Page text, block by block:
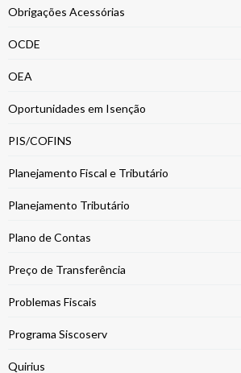
Obrigações Acessórias
OCDE
OEA
Oportunidades em Isenção
PIS/COFINS
Planejamento Fiscal e Tributário
Planejamento Tributário
Plano de Contas
Preço de Transferência
Problemas Fiscais
Programa Siscoserv
Quirius